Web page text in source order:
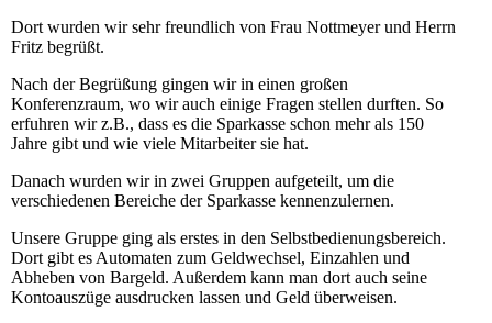
Dort wurden wir sehr freundlich von Frau Nottmeyer und Herrn
Fritz begrüßt.
Nach der Begrüßung gingen wir in einen großen
Konferenzraum, wo wir auch einige Fragen stellen durften. So
erfuhren wir z.B., dass es die Sparkasse schon mehr als 150
Jahre gibt und wie viele Mitarbeiter sie hat.
Danach wurden wir in zwei Gruppen aufgeteilt, um die
verschiedenen Bereiche der Sparkasse kennenzulernen.
Unsere Gruppe ging als erstes in den Selbstbedienungsbereich.
Dort gibt es Automaten zum Geldwechsel, Einzahlen und
Abheben von Bargeld. Außerdem kann man dort auch seine
Kontoauszüge ausdrucken lassen und Geld überweisen.